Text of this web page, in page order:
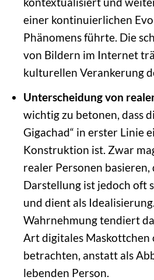
einer kontinuierlichen
Phänomens führte. Die
von Bildern im Internet
kulturellen Verankerung
Unterscheidung von
wichtig zu betonen, dass
Gigachad“ in erster Linie
Konstruktion ist. Zwar
realer Personen
Darstellung ist jedoch oft
und dient als
Wahrnehmung tendiert
Art digitales Maskottchen
betrachten, anstatt als
lebenden Person.